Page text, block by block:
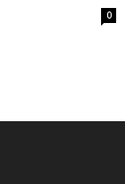
0